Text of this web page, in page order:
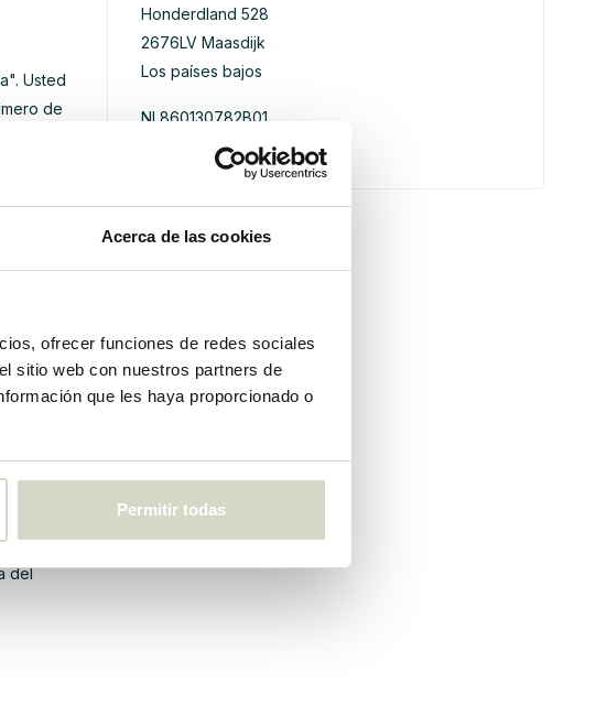
Acerca de las cookies
ofrecer funciones de redes sociales
sitio web con nuestros partners de
que les haya proporcionado o
Permitir todas
Usted
de
no
real a
del
Honderdland 528
2676LV Maasdijk
Los países bajos
NL860130782B01